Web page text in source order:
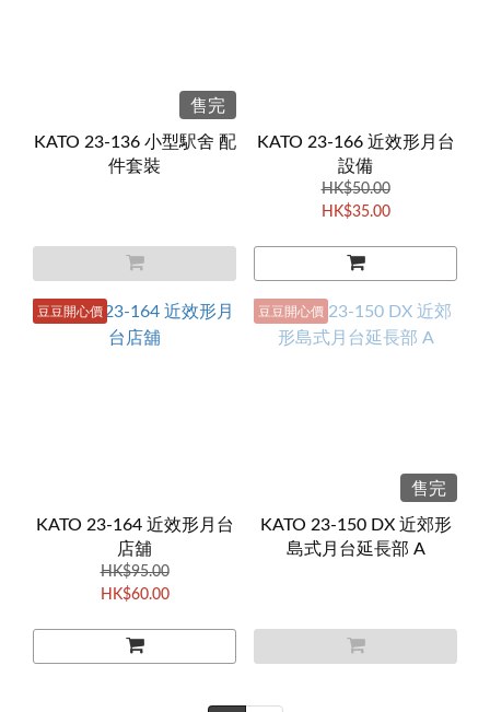
售完
KATO 23-136 小型駅舍 配
件套裝
KATO 23-166 近效形月台
設備
HK$50.00
HK$35.00
豆豆開心價
KATO 23-164 近效形月台
店舖
HK$95.00
HK$60.00
豆豆開心價
售完
KATO 23-150 DX 近郊形
島式月台延長部 A